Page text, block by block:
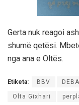
Gerta nuk reagoi
shumë qetësi.
nga ana e Oltës.
Etiketa: BBV
Olta Gixhari